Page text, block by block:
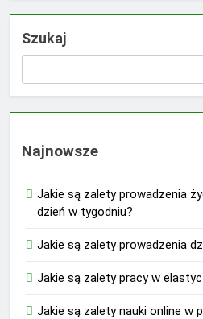
Szukaj
Najnowsze
Jakie są zalety prowadzenia
dzień w tygodniu?
Jakie są zalety prowadzenia
Jakie są zalety pracy w
Jakie są zalety nauki online w